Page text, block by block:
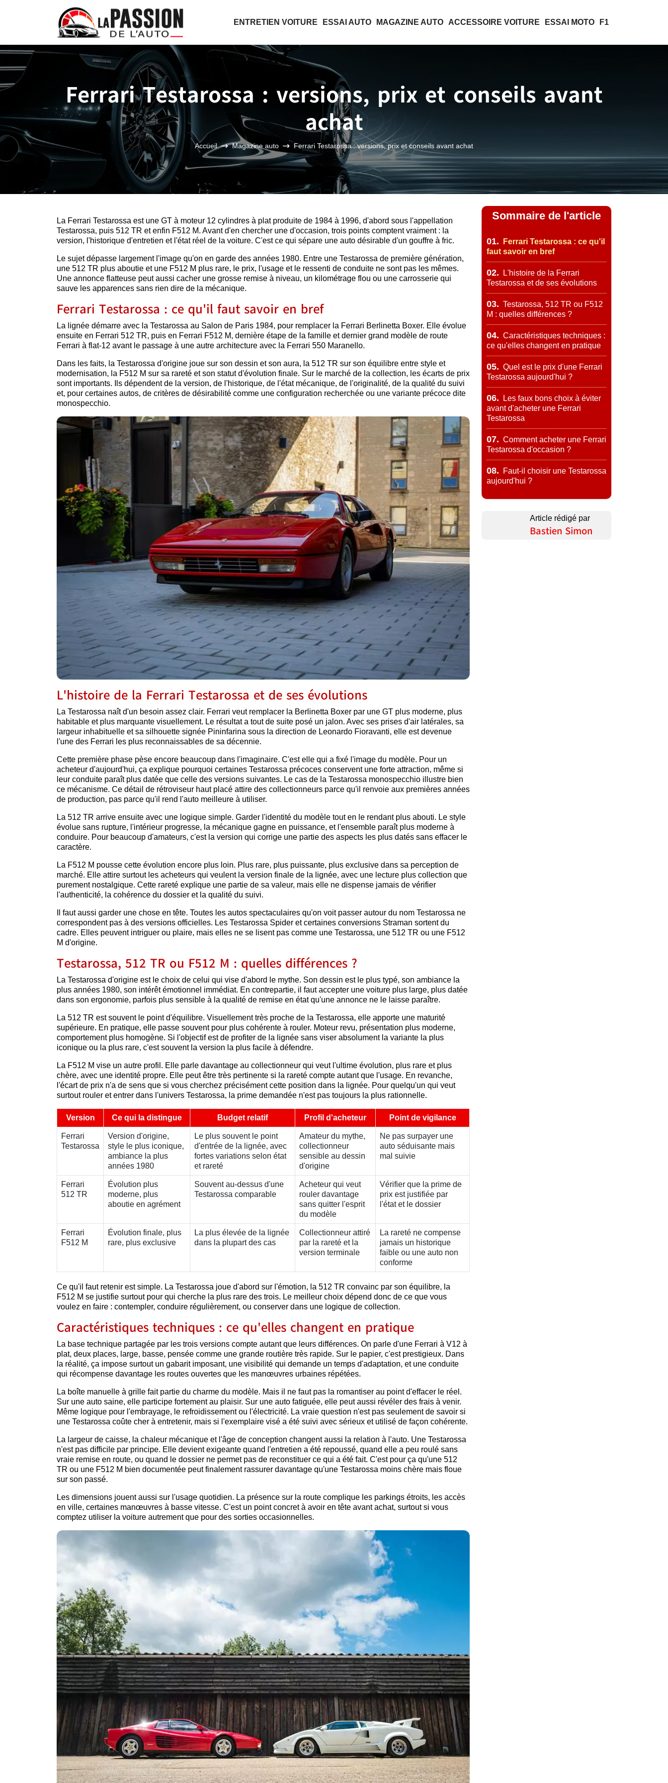
ENTRETIEN VOITURE ESSAI AUTO MAGAZINE AUTO ACCESSOIRE VOITURE ESSAI MOTO F1
Ferrari Testarossa : versions, prix et conseils avant
achat
Accueil Magazine auto Ferrari Testarossa : versions, prix et conseils avant achat
La Ferrari Testarossa est une GT à moteur 12 cylindres à plat produite de 1984 à 1996, d'abord sous l'appellation
Testarossa, puis 512 TR et enfin F512 M. Avant d'en chercher une d'occasion, trois points comptent vraiment : la
version, l'historique d'entretien et l'état réel de la voiture. C'est ce qui sépare une auto désirable d'un gouffre à fric.
Le sujet dépasse largement l'image qu'on en garde des années 1980. Entre une Testarossa de première génération,
une 512 TR plus aboutie et une F512 M plus rare, le prix, l'usage et le ressenti de conduite ne sont pas les mêmes.
Une annonce flatteuse peut aussi cacher une grosse remise à niveau, un kilométrage flou ou une carrosserie qui
sauve les apparences sans rien dire de la mécanique.
Ferrari Testarossa : ce qu'il faut savoir en bref
La lignée démarre avec la Testarossa au Salon de Paris 1984, pour remplacer la Ferrari Berlinetta Boxer. Elle évolue
ensuite en Ferrari 512 TR, puis en Ferrari F512 M, dernière étape de la famille et dernier grand modèle de route
Ferrari à flat-12 avant le passage à une autre architecture avec la Ferrari 550 Maranello.
Dans les faits, la Testarossa d'origine joue sur son dessin et son aura, la 512 TR sur son équilibre entre style et
modernisation, la F512 M sur sa rareté et son statut d'évolution finale. Sur le marché de la collection, les écarts de prix
sont importants. Ils dépendent de la version, de l'historique, de l'état mécanique, de l'originalité, de la qualité du suivi
et, pour certaines autos, de critères de désirabilité comme une configuration recherchée ou une variante précoce dite
monospecchio.
L'histoire de la Ferrari Testarossa et de ses évolutions
La Testarossa naît d'un besoin assez clair. Ferrari veut remplacer la Berlinetta Boxer par une GT plus moderne, plus
habitable et plus marquante visuellement. Le résultat a tout de suite posé un jalon. Avec ses prises d'air latérales, sa
largeur inhabituelle et sa silhouette signée Pininfarina sous la direction de Leonardo Fioravanti, elle est devenue
l'une des Ferrari les plus reconnaissables de sa décennie.
Cette première phase pèse encore beaucoup dans l'imaginaire. C'est elle qui a fixé l'image du modèle. Pour un
acheteur d'aujourd'hui, ça explique pourquoi certaines Testarossa précoces conservent une forte attraction, même si
leur conduite paraît plus datée que celle des versions suivantes. Le cas de la Testarossa monospecchio illustre bien
ce mécanisme. Ce détail de rétroviseur haut placé attire des collectionneurs parce qu'il renvoie aux premières années
de production, pas parce qu'il rend l'auto meilleure à utiliser.
La 512 TR arrive ensuite avec une logique simple. Garder l'identité du modèle tout en le rendant plus abouti. Le style
évolue sans rupture, l'intérieur progresse, la mécanique gagne en puissance, et l'ensemble paraît plus moderne à
conduire. Pour beaucoup d'amateurs, c'est la version qui corrige une partie des aspects les plus datés sans effacer le
caractère.
La F512 M pousse cette évolution encore plus loin. Plus rare, plus puissante, plus exclusive dans sa perception de
marché. Elle attire surtout les acheteurs qui veulent la version finale de la lignée, avec une lecture plus collection que
purement nostalgique. Cette rareté explique une partie de sa valeur, mais elle ne dispense jamais de vérifier
l'authenticité, la cohérence du dossier et la qualité du suivi.
Il faut aussi garder une chose en tête. Toutes les autos spectaculaires qu'on voit passer autour du nom Testarossa ne
correspondent pas à des versions officielles. Les Testarossa Spider et certaines conversions Straman sortent du
cadre. Elles peuvent intriguer ou plaire, mais elles ne se lisent pas comme une Testarossa, une 512 TR ou une F512
M d'origine.
Testarossa, 512 TR ou F512 M : quelles différences ?
La Testarossa d'origine est le choix de celui qui vise d'abord le mythe. Son dessin est le plus typé, son ambiance la
plus années 1980, son intérêt émotionnel immédiat. En contrepartie, il faut accepter une voiture plus large, plus datée
dans son ergonomie, parfois plus sensible à la qualité de remise en état qu'une annonce ne le laisse paraître.
La 512 TR est souvent le point d'équilibre. Visuellement très proche de la Testarossa, elle apporte une maturité
supérieure. En pratique, elle passe souvent pour plus cohérente à rouler. Moteur revu, présentation plus moderne,
comportement plus homogène. Si l'objectif est de profiter de la lignée sans viser absolument la variante la plus
iconique ou la plus rare, c'est souvent la version la plus facile à défendre.
La F512 M vise un autre profil. Elle parle davantage au collectionneur qui veut l'ultime évolution, plus rare et plus
chère, avec une identité propre. Elle peut être très pertinente si la rareté compte autant que l'usage. En revanche,
l'écart de prix n'a de sens que si vous cherchez précisément cette position dans la lignée. Pour quelqu'un qui veut
surtout rouler et entrer dans l'univers Testarossa, la prime demandée n'est pas toujours la plus rationnelle.
Version Ce qui la distingue Budget relatif Profil d'acheteur Point de vigilance
Ferrari
Testarossa
Version d'origine,
style le plus iconique,
ambiance la plus
années 1980
Le plus souvent le point
d'entrée de la lignée, avec
fortes variations selon état
et rareté
Amateur du mythe,
collectionneur
sensible au dessin
d'origine
Ne pas surpayer une
auto séduisante mais
mal suivie
Ferrari
512 TR
Évolution plus
moderne, plus
aboutie en agrément
Souvent au-dessus d'une
Testarossa comparable
Acheteur qui veut
rouler davantage
sans quitter l'esprit
du modèle
Vérifier que la prime de
prix est justifiée par
l'état et le dossier
Ferrari
F512 M
Évolution finale, plus
rare, plus exclusive
La plus élevée de la lignée
dans la plupart des cas
Collectionneur attiré
par la rareté et la
version terminale
La rareté ne compense
jamais un historique
faible ou une auto non
conforme
Ce qu'il faut retenir est simple. La Testarossa joue d'abord sur l'émotion, la 512 TR convainc par son équilibre, la
F512 M se justifie surtout pour qui cherche la plus rare des trois. Le meilleur choix dépend donc de ce que vous
voulez en faire : contempler, conduire régulièrement, ou conserver dans une logique de collection.
Caractéristiques techniques : ce qu'elles changent en pratique
La base technique partagée par les trois versions compte autant que leurs différences. On parle d'une Ferrari à V12 à
plat, deux places, large, basse, pensée comme une grande routière très rapide. Sur le papier, c'est prestigieux. Dans
la réalité, ça impose surtout un gabarit imposant, une visibilité qui demande un temps d'adaptation, et une conduite
qui récompense davantage les routes ouvertes que les manœuvres urbaines répétées.
La boîte manuelle à grille fait partie du charme du modèle. Mais il ne faut pas la romantiser au point d'effacer le réel.
Sur une auto saine, elle participe fortement au plaisir. Sur une auto fatiguée, elle peut aussi révéler des frais à venir.
Même logique pour l'embrayage, le refroidissement ou l'électricité. La vraie question n'est pas seulement de savoir si
une Testarossa coûte cher à entretenir, mais si l'exemplaire visé a été suivi avec sérieux et utilisé de façon cohérente.
La largeur de caisse, la chaleur mécanique et l'âge de conception changent aussi la relation à l'auto. Une Testarossa
n'est pas difficile par principe. Elle devient exigeante quand l'entretien a été repoussé, quand elle a peu roulé sans
vraie remise en route, ou quand le dossier ne permet pas de reconstituer ce qui a été fait. C'est pour ça qu'une 512
TR ou une F512 M bien documentée peut finalement rassurer davantage qu'une Testarossa moins chère mais floue
sur son passé.
Les dimensions jouent aussi sur l'usage quotidien. La présence sur la route complique les parkings étroits, les accès
en ville, certaines manœuvres à basse vitesse. C'est un point concret à avoir en tête avant achat, surtout si vous
comptez utiliser la voiture autrement que pour des sorties occasionnelles.
Sommaire de l'article
01.
Ferrari Testarossa : ce qu'il
faut savoir en bref
02.
L'histoire de la Ferrari
Testarossa et de ses évolutions
03. Testarossa, 512 TR ou F512
M : quelles différences ?
04. Caractéristiques techniques :
ce qu'elles changent en pratique
05. Quel est le prix d'une Ferrari
Testarossa aujourd'hui ?
06.
Les faux bons choix à éviter
avant d'acheter une Ferrari
Testarossa
07. Comment acheter une Ferrari
Testarossa d'occasion ?
08.
Faut-il choisir une Testarossa
aujourd'hui ?
Article rédigé par
Bastien Simon